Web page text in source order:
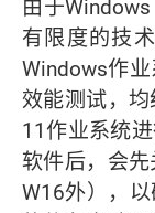
由于
有限度的技
Windows作
效能测试，
11作业系统
软件后，会
W16外），